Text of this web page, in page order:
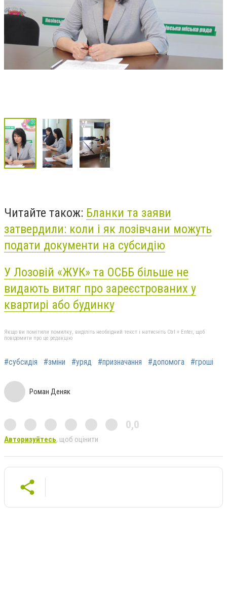
Читайте також: Бланки та заяви
затвердили: коли і як лозівчани можуть
подати документи на субсидію
У Лозовій «ЖУК» та ОСББ більше не
видають витяг про зареєстрованих у
квартирі або будинку
Якщо ви помітили помилку, виділіть необхідний текст і натисніть Ctrl + Enter, щоб
повідомити про це редакцію
#субсидія #зміни #уряд #призначання #допомога #гроші
Роман Деняк
0,0
Авторизуйтесь, щоб оцінити